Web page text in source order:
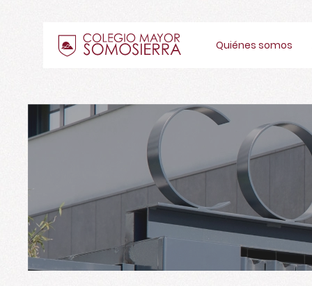
Quiénes somos